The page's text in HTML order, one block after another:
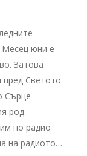
Месец юни е
Затова
пред Светото
Сърце
род.
по радио
на радиото…